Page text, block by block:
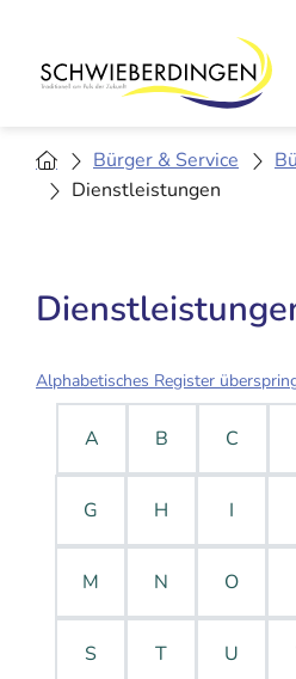
Bürger & Service
Dienstleistungen
Alphabetisches Register
A B C
G H I
M N O
S T U